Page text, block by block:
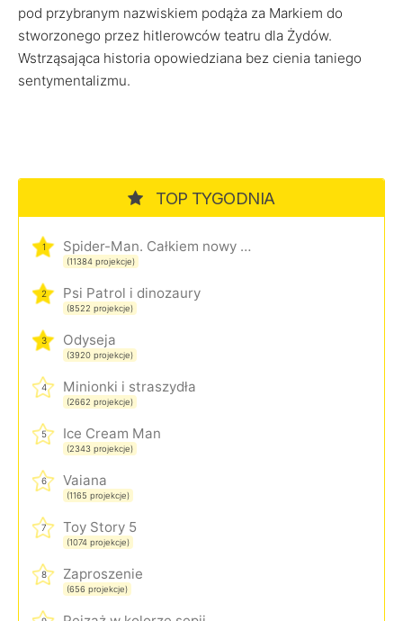
pod przybranym nazwiskiem podąża za Markiem do
stworzonego przez hitlerowców teatru dla Żydów.
Wstrząsająca historia opowiedziana bez cienia taniego
sentymentalizmu.
TOP TYGODNIA
1 Spider-Man. Całkiem nowy dzień
(11384 projekcje)
2 Psi Patrol i dinozaury
(8522 projekcje)
3 Odyseja
(3920 projekcje)
4 Minionki i straszydła
(2662 projekcje)
5 Ice Cream Man
(2343 projekcje)
6 Vaiana
(1165 projekcje)
7 Toy Story 5
(1074 projekcje)
8 Zaproszenie
(656 projekcje)